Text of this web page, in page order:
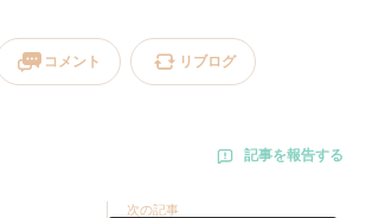
コメント リブログ
記事を報告する
次の記事